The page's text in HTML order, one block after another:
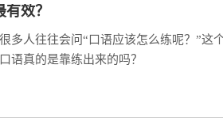
效？
多人往往会问“口语应该怎么练呢？”这
语真的是靠练出来的吗？